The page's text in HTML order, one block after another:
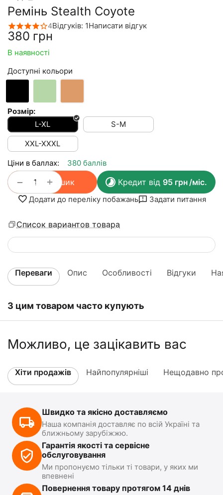
Ремінь Stealth Coyote
4Відгуків: 1Написати відгук
‍380‍ грн
В наявності
Доступні кольори
Розмір:
L-XL
S-M
XXL-XXXL
Ціни в баллах: 380 баллів
+
− У кошик Кредит від 95 грн/міс.
Додати до переліку побажань Задати питання
Список вариантов товара
Переваги Опис Особливості Відгуки
З цим товаром часто купують
Можливо, це зацікавить вас
Хіти продажів Найпопулярніші Нещодавно
Швидко та якісно доставляємо
Наша компанія доставляє по всій Україні та
ближньому зарубіжжю.
Гарантія якості та сервісне
обслуговування
Ми пропонуємо тільки ті товари, у яких ми
впевнені
Повернення товару протягом 14 днів